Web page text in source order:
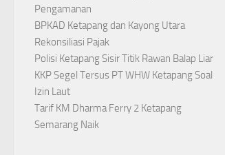
Pengamanan
BPKAD Ketapang dan Kayong Utara
Rekonsiliasi Pajak
Polisi Ketapang Sisir Titik Rawan Balap Liar
KKP Segel Tersus PT WHW Ketapang Soal
Izin Laut
Tarif KM Dharma Ferry 2 Ketapang
Semarang Naik